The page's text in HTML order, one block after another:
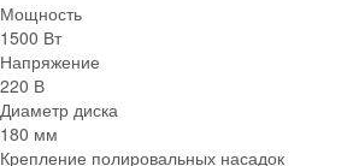
Мощность
1500 Вт
Напряжение
220 В
Диаметр диска
180 мм
Крепление полировальных насадок